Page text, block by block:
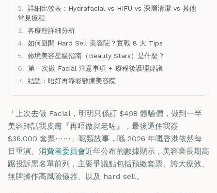
2. 詳細比較表：Hydrafacial vs HIFU vs 深層清潔 vs 其他
常見療程
3. 各療程詳細分析
4. 如何避開 Hard Sell 美容院？實戰 8 大 Tips
5. 藝境美容星級指南（Beauty Stars）是什麼？
6. 第一次做 Facial 注意事項 + 療程後護理建議
7. 結語：唔好再靠彩數揀美容院
「上次去做 Facial，明明只係訂 $498 體驗價，做到一半
美容師話我皮膚『再唔做就老咗』，最後逼住我簽
$36,000 套票⋯⋯」呢類故事，喺 2026 年嘅香港依然每
日重演。 消費者委員會近年公布的數據顯示，美容業長期高
踞投訴黑名單前列，主要爭議點包括預繳套票、誇大療效、
無牌操作高風險儀器、以及 hard sell。